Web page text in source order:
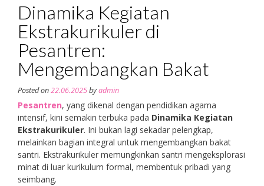
Dinamika Kegiatan
Ekstrakurikuler di
Pesantren:
Mengembangkan Bakat
Posted on22.06.2025byadmin
Pesantren, yang dikenal dengan pendidikan agama
intensif, kini semakin terbuka pada Dinamika Kegiatan
Ekstrakurikuler. Ini bukan lagi sekadar pelengkap,
melainkan bagian integral untuk mengembangkan bakat
santri. Ekstrakurikuler memungkinkan santri mengeksplorasi
minat di luar kurikulum formal, membentuk pribadi yang
seimbang.